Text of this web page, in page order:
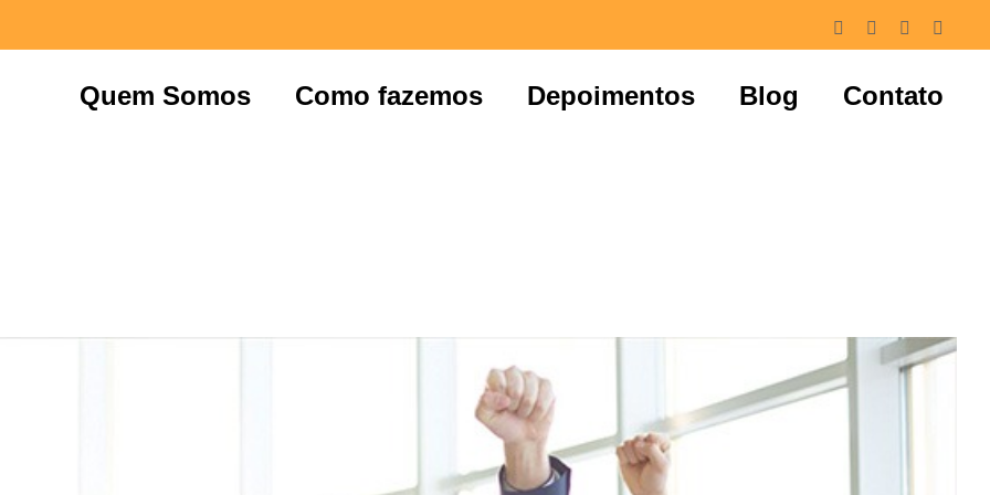
FacebookInstagramLinkedIn
Quem Somos Como fazemos Depoimentos Blog Contato